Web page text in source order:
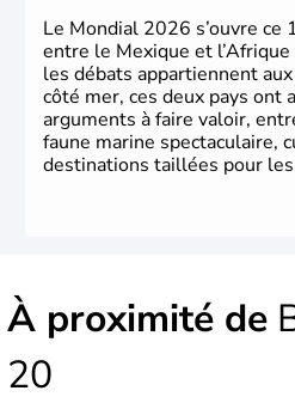
Le Mondial 2026 s’ouvre ce
entre le Mexique et
les débats appartiennent
côté mer, ces deux pays ont
arguments à faire valoir,
faune marine spectaculaire,
destinations taillées pour les
À proximité de
20